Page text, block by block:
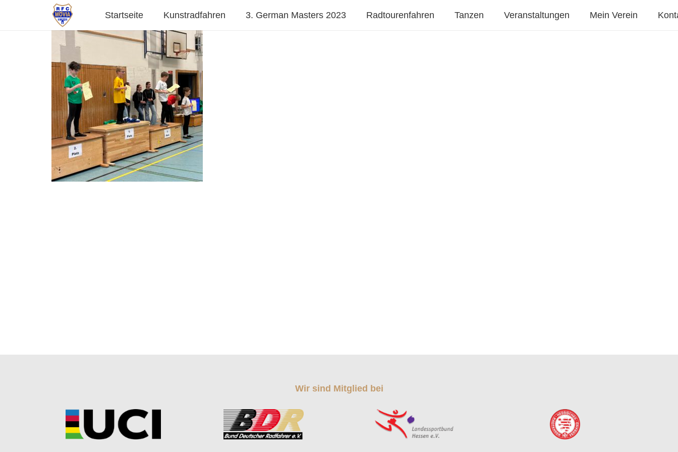
Startseite Kunstradfahren 3. German Masters 2023 Radtourenfahren Tanzen Veranstaltungen Mein Verein
Wir sind Mitglied bei